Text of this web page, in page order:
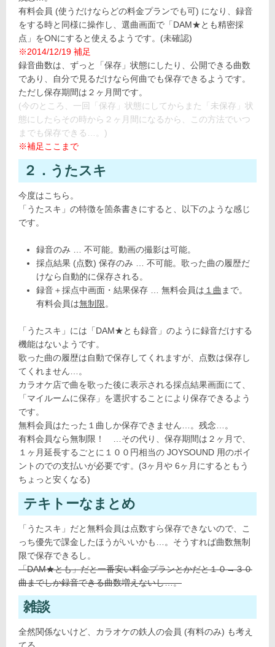
有料会員 (使うだけならどの料金プランでも可) になり、録音
をする時と同様に操作し、選曲画面で「DAM★とも精密採
点」をONにすると使えるようです。(未確認)
※2014/12/19 補足
録音曲数は、ずっと「保存」状態にしたり、公開できる曲数
であり、自分で見るだけなら何曲でも保存できるようです。
ただし保存期間は２ヶ月間です。
(今のところ、一回「保存」状態にしてからまた「未保存」状
態にしたらその時から２ヶ月間になるから、この方法でいつ
までも保存できる…。)
※補足ここまで
２．うたスキ
今度はこちら。
「うたスキ」の特徴を箇条書きにすると、以下のような感じ
です。
録音のみ … 不可能。動画の撮影は可能。
採点結果 (点数) 保存のみ … 不可能。歌った曲の履歴だ
けなら自動的に保存される。
録音＋採点中画面・結果保存 … 無料会員は １曲 まで。
有料会員は無制限。
「うたスキ」には「DAM★とも録音」のように録音だけする
機能はないようです。
歌った曲の履歴は自動で保存してくれますが、点数は保存し
てくれません…。
カラオケ店で曲を歌った後に表示される採点結果画面にて、
「マイルームに保存」を選択することにより保存できるよう
です。
無料会員はたった１曲しか保存できません…。残念…。
有料会員なら無制限！ …その代り、保存期間は２ヶ月で、
１ヶ月延長するごとに１００円相当の JOYSOUND 用のポイ
ントのでの支払いが必要です。(3ヶ月や 6ヶ月にするともう
ちょっと安くなる)
テキトーなまとめ
「うたスキ」だと無料会員は点数すら保存できないので、こ
っち優先で課金したほうがいいかも…。そうすれば曲数無制
限で保存できるし。
「DAM★とも」だと一番安い料金プランとかだと１０→３０
曲までしか録音できる曲数増えないし…。
雑談
全然関係ないけど、カラオケの鉄人の会員 (有料のみ) も考え